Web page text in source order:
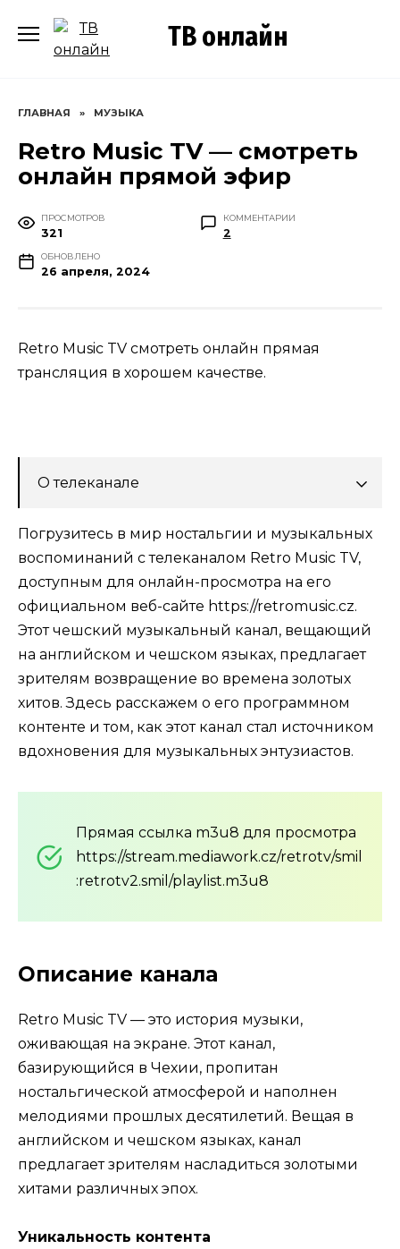
содержанию
ТВ онлайн
ГЛАВНАЯ » МУЗЫКА
Retro Music TV — смотреть
онлайн прямой эфир
ПРОСМОТРОВ
321
КОММЕНТАРИИ
2
ОБНОВЛЕНО
26 апреля, 2024
Retro Music TV смотреть онлайн прямая
трансляция в хорошем качестве.
О телеканале
Погрузитесь в мир ностальгии и музыкальных
воспоминаний с телеканалом Retro Music TV,
доступным для онлайн-просмотра на его
официальном веб-сайте https://retromusic.cz.
Этот чешский музыкальный канал, вещающий
на английском и чешском языках, предлагает
зрителям возвращение во времена золотых
хитов. Здесь расскажем о его программном
контенте и том, как этот канал стал источником
вдохновения для музыкальных энтузиастов.
Прямая ссылка m3u8 для просмотра
https://stream.mediawork.cz/retrotv/smil
:retrotv2.smil/playlist.m3u8
Описание канала
Retro Music TV — это история музыки,
оживающая на экране. Этот канал,
базирующийся в Чехии, пропитан
ностальгической атмосферой и наполнен
мелодиями прошлых десятилетий. Вещая в
английском и чешском языках, канал
предлагает зрителям насладиться золотыми
хитами различных эпох.
Уникальность контента